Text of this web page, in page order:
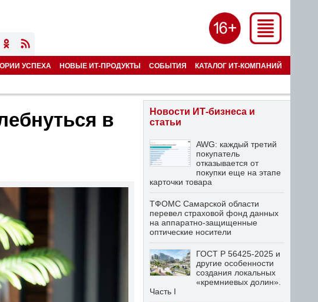
УСПЕХА НОВЫЕ ИТ-ПРОДУКТЫ СОБЫТИЯ КАТАЛОГ ИТ-КОМПАНИЙ
в
Новости ИТ-бизнеса и
статьи
AWG: каждый третий
покупатель
отказывается от
покупки еще на этапе
карточки товара
ТФОМС Самарской области
перевел страховой фонд данных
на аппаратно-защищенные
оптические носители
ГОСТ Р 56425-2025 и
другие особенности
создания локальных
«кремниевых долин».
Часть I